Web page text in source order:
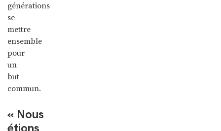
générations
se
mettre
ensemble
pour
un
but
commun.
« Nous
étions